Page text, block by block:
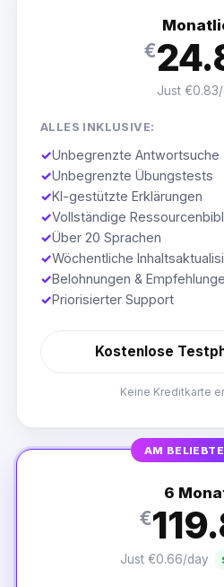
€
Just
ALLES INKLUSIVE:
✓Unbegrenzte Antwortsuche
✓Unbegrenzte Übungstests
✓KI-gestützte Erklärungen
✓Vollständige
✓Über 20 Sprachen
✓Wöchentliche
✓Belohnungen &
✓Priorisierter Support
Kostenlose
Keine Kreditkarte
AM
6
€
Just €0.66/day